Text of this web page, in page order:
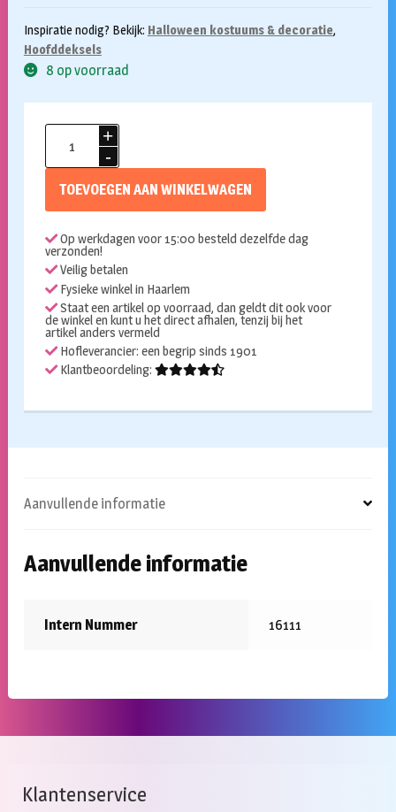
Inspiratie nodig? Bekijk: Halloween kostuums & decoratie,
Hoofddeksels
8 op voorraad
duivel
TOEVOEGEN AAN WINKELWAGEN
Op werkdagen voor 15:00 besteld dezelfde dag
verzonden!
Veilig betalen
Fysieke winkel in Haarlem
Staat een artikel op voorraad, dan geldt dit ook voor
de winkel en kunt u het direct afhalen, tenzij bij het
artikel anders vermeld
Hofleverancier: een begrip sinds 1901
Klantbeoordeling:
Aanvullende informatie
Aanvullende informatie
Intern Nummer 16111
Klantenservice